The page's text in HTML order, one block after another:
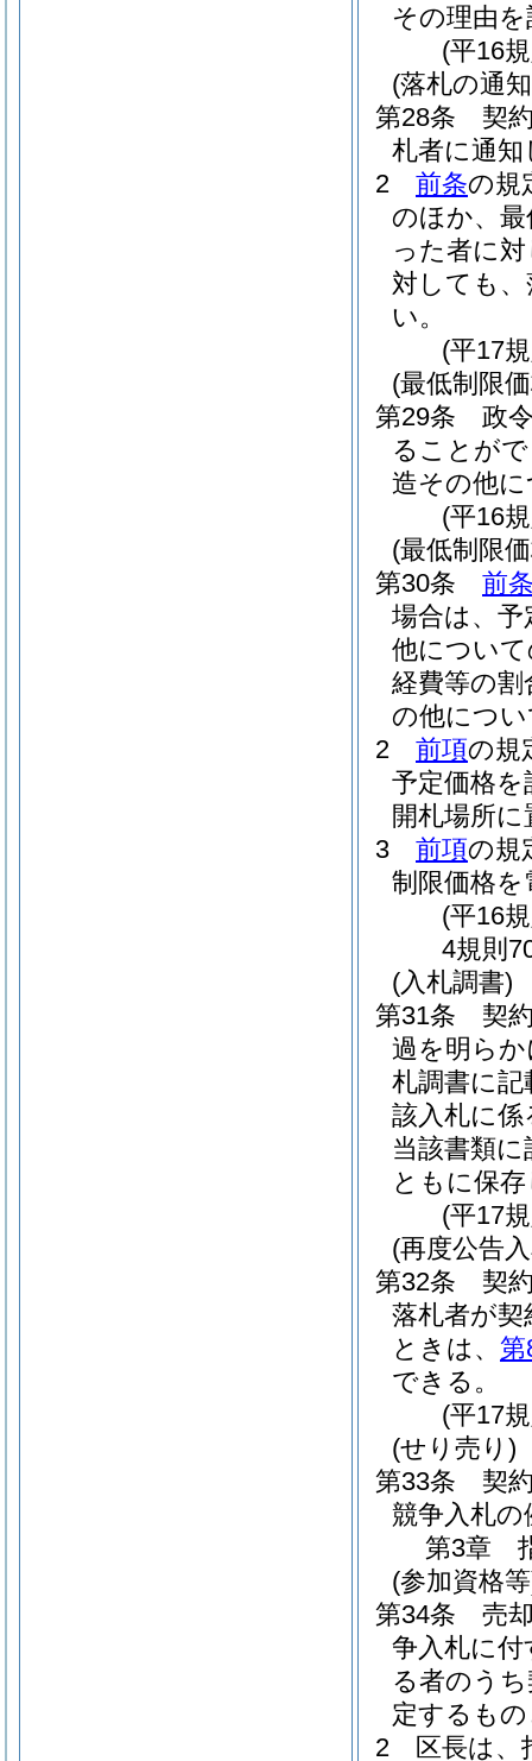
その理由
(平16
(落札の通
第28条
契
札者に通
2
前条の規
のほか、
った者に
対しても
い。
(平17
(最低制限
第29条
政
ることが
造その他
(平16
(最低制限
第30条
前
場合は、予
他につい
経費等の
の他につ
2
前項の規
予定価格
開札場所
3
前項の規
制限価格
(平16
4規則
(入札調書)
第31条
契
過を明ら
札調書に
該入札に
当該書類
ともに保
(平17
(再度公告
第32条
契
落札者が
ときは、 第
できる。
(平17
(せり売り)
第33条
契
競争入札
第3章
(参加資格
第34条
売
争入札に
る者のう
定するも
2
区長は